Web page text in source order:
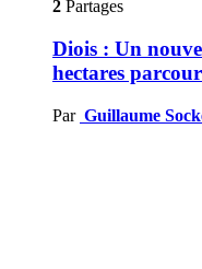
2 Partages
Diois : Un
hectares
Par Guillaume